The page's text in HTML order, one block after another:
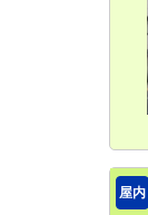
屋内